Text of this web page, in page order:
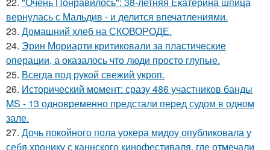
вернулась с Мальдив - и делится впечатлениями.
23. Домашний хлеб на СКОВОРОДЕ.
24. Эрин Мориарти критиковали за пластические
операции, а оказалось что люди просто глупые.
25. Всегда под рукой свежий укроп.
26. Исторический момент: сразу 486 участников банды
MS - 13 одновременно предстали перед судом в одном
зале.
27. Дочь покойного пола уокера мидоу опубликовала у
себя хронику с каннского кинофестиваля, где отмечали